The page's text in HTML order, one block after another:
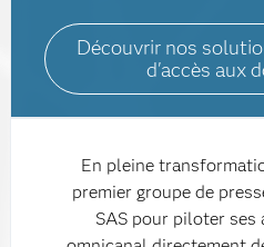
Découvrir nos
d'accès aux
En pleine
premier groupe de
SAS pour piloter ses